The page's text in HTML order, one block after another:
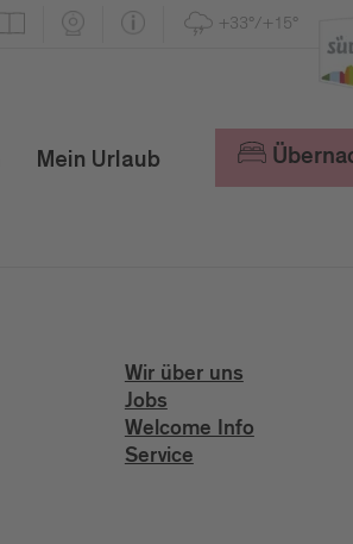
+33°/+15°
Mein Urlaub
Wir über uns
Jobs
Welcome Info
Service